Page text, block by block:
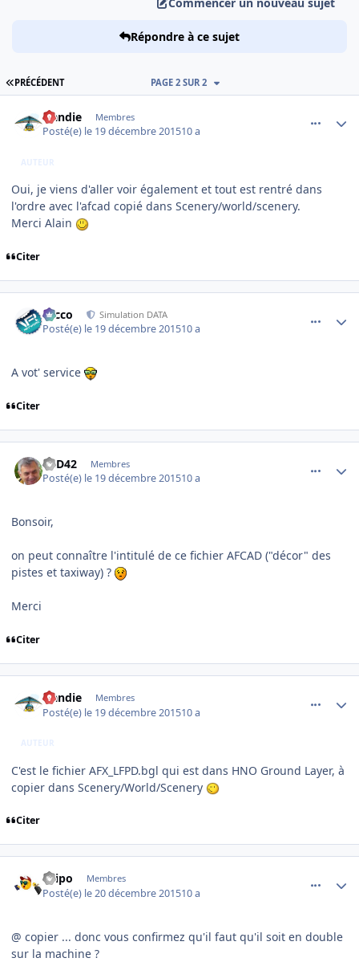
Commencer un nouveau sujet
Répondre à ce sujet
PREMIÈRE PAGE
PRÉCÉDENT PAGE 2 SUR 2
Handie Membres
Posté(e) le 19 décembre 201510 a
AUTEUR
Oui, je viens d'aller voir également et tout est rentré dans
l'ordre avec l'afcad copié dans Scenery/world/scenery.
Merci Alain
Citer
Nicco Simulation DATA
Posté(e) le 19 décembre 201510 a
A vot' service
Citer
MiD42 Membres
Posté(e) le 19 décembre 201510 a
Bonsoir,
on peut connaître l'intitulé de ce fichier AFCAD ("décor" des
pistes et taxiway) ?
Merci
Citer
Handie Membres
Posté(e) le 19 décembre 201510 a
AUTEUR
C'est le fichier AFX_LFPD.bgl qui est dans HNO Ground Layer, à
copier dans Scenery/World/Scenery
Citer
Filipo Membres
Posté(e) le 20 décembre 201510 a
@ copier ... donc vous confirmez qu'il faut qu'il soit en double
sur la machine ?